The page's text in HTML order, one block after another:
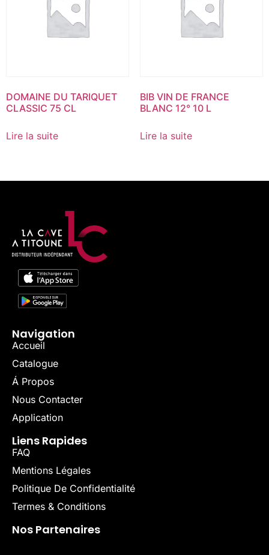
DOMAINE DU TARIQUET
CLASSIC 75 CL
Lire la suite
BIB VIN DE FRANCE
BLANC 12° 10 L
Lire la suite
Navigation
Accueil
Catalogue
Á Propos
Nous Contacter
Application
Liens Rapides
FAQ
Mentions Légales
Politique De Confidentialité
Termes & Conditions
Nos Partenaires